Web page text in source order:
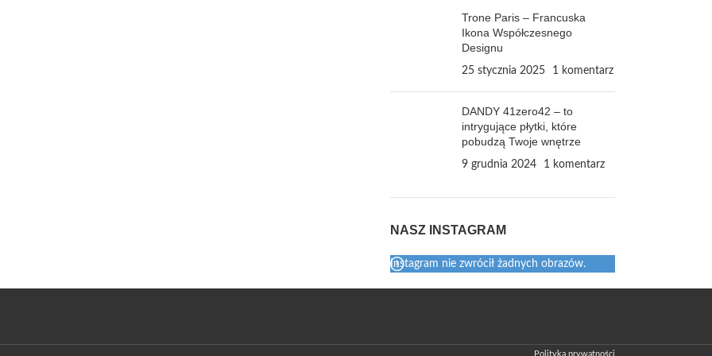
Trone Paris – Francuska
Ikona Współczesnego
Designu
25 stycznia 2025 1 komentarz
DANDY 41zero42 – to
intrygujące płytki, które
pobudzą Twoje wnętrze
9 grudnia 2024 1 komentarz
NASZ INSTAGRAM
Instagram nie zwrócił żadnych obrazów.
Polityka prywatności